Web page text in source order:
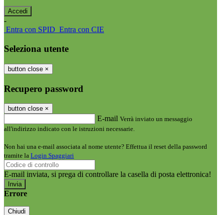
-
Entra con SPID Entra con CIE
Seleziona utente
button close ×
Recupero password
button close ×
E-mail Verrà inviato un messaggio
all'indirizzo indicato con le istruzioni necessarie.
Non hai una e-mail associata al nome utente? Effettua il reset della password
tramite la Login Spaggiari
E-mail inviata, si prega di controllare la casella di posta elettronica!
Errore
Chiudi